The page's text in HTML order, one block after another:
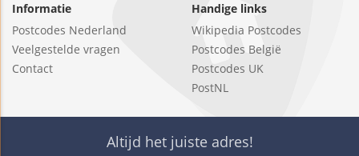
Informatie
Postcodes Nederland
Veelgestelde vragen
Contact
Handige links
Wikipedia Postcodes
Postcodes België
Postcodes UK
PostNL
Altijd het juiste adres!